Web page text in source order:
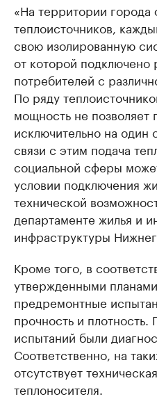
«На территории
теплоисточников,
свою изолированную
от которой подключено
потребителей с
По ряду
мощность не позволяет
исключительно на один
связи с этим подача
социальной сферы
условии подключения
технической
департаменте жилья и
инфраструктуры
Кроме того, в
утвержденными
предремонтные
прочность и плотность.
испытаний были
Соответственно, на
отсутствует
теплоносителя.